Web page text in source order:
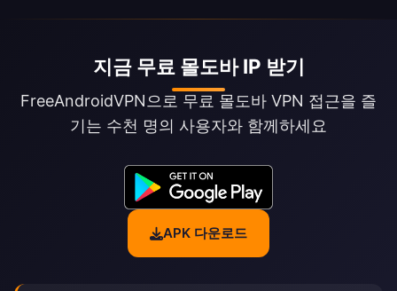
지금 무료 몰도바 IP 받기
FreeAndroidVPN으로 무료 몰도바 VPN 접근을 즐
기는 수천 명의 사용자와 함께하세요
APK 다운로드